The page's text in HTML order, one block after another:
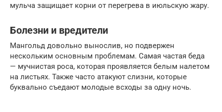
мульча защищает корни от перегрева в июльскую жару.
Болезни и вредители
Мангольд довольно вынослив, но подвержен
нескольким основным проблемам. Самая частая беда
— мучнистая роса, которая проявляется белым налетом
на листьях. Также часто атакуют слизни, которые
буквально съедают молодые всходы за одну ночь.